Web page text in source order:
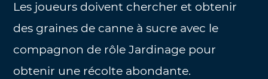
Les joueurs doivent chercher et obtenir
des graines de canne à sucre avec le
compagnon de rôle Jardinage pour
obtenir une récolte abondante.